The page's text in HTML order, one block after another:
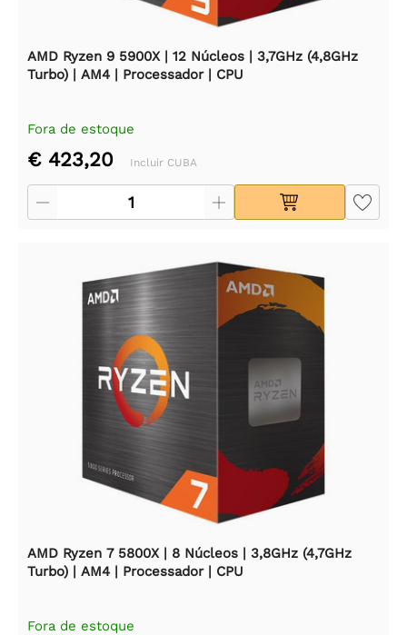
AMD Ryzen 9 5900X | 12 Núcleos | 3,7GHz (4,8GHz
Turbo) | AM4 | Processador | CPU
Fora de estoque
€ 423,20 Incluir CUBA
AMD Ryzen 7 5800X | 8 Núcleos | 3,8GHz (4,7GHz
Turbo) | AM4 | Processador | CPU
Fora de estoque